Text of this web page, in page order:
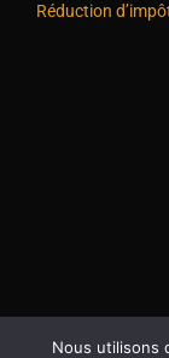
Réduction
Nous utilisons